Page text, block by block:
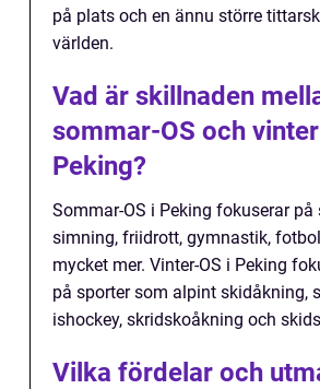
på plats och en ännu större
världen.
Vad är skillnaden
sommar-OS och
Peking?
Sommar-OS i Peking fokuserar på
simning, friidrott, gymnastik,
mycket mer. Vinter-OS i Peking
på sporter som alpint skidåkning,
ishockey, skridskoåkning och
Vilka fördelar och